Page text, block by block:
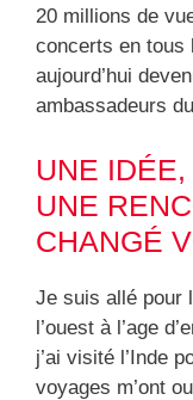
20 millions de
concerts en tous
aujourd’hui
ambassadeurs
UNE
UNE
CHANGÉ
Je suis allé pour
l’ouest à l’age
j’ai visité l’Inde
voyages m’ont